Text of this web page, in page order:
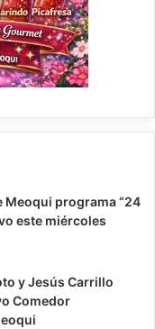
Meoqui programa “24
este miércoles
y Jesús Carrillo
Comedor